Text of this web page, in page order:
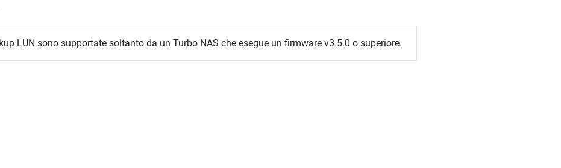
LUN sono supportate soltanto da un Turbo NAS che esegue un firmware v3.5.0 o superiore.